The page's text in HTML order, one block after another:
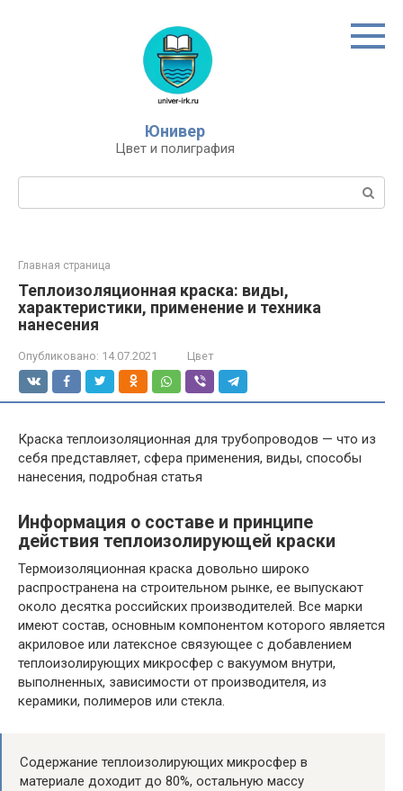
Юнивер
Цвет и полиграфия
Главная страница
Теплоизоляционная краска: виды,
характеристики, применение и техника
нанесения
Опубликовано: 14.07.2021 Цвет
Краска теплоизоляционная для трубопроводов — что из
себя представляет, сфера применения, виды, способы
нанесения, подробная статья
Информация о составе и принципе
действия теплоизолирующей краски
Термоизоляционная краска довольно широко
распространена на строительном рынке, ее выпускают
около десятка российских производителей. Все марки
имеют состав, основным компонентом которого является
акриловое или латексное связующее с добавлением
теплоизолирующих микросфер с вакуумом внутри,
выполненных, зависимости от производителя, из
керамики, полимеров или стекла.
Содержание теплоизолирующих микросфер в
материале доходит до 80%, остальную массу